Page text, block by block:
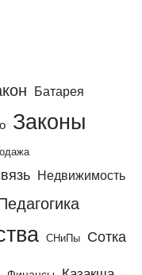
Батарея
Законы
Недвижимость
СНиПы Сотка